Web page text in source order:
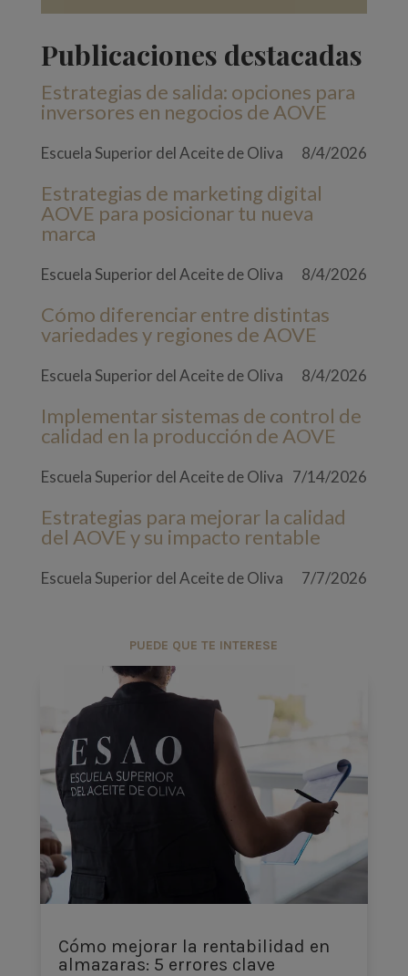
Publicaciones destacadas
Estrategias de salida: opciones para
inversores en negocios de AOVE
Escuela Superior del Aceite de Oliva 8/4/2026
Estrategias de marketing digital
AOVE para posicionar tu nueva
marca
Escuela Superior del Aceite de Oliva 8/4/2026
Cómo diferenciar entre distintas
variedades y regiones de AOVE
Escuela Superior del Aceite de Oliva 8/4/2026
Implementar sistemas de control de
calidad en la producción de AOVE
Escuela Superior del Aceite de Oliva 7/14/2026
Estrategias para mejorar la calidad
del AOVE y su impacto rentable
Escuela Superior del Aceite de Oliva 7/7/2026
PUEDE QUE TE INTERESE
Cómo mejorar la rentabilidad en
almazaras: 5 errores clave